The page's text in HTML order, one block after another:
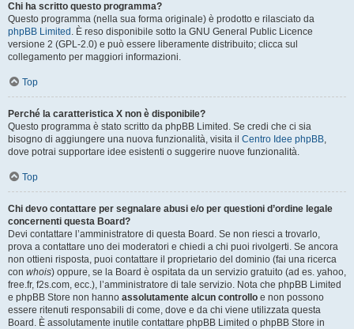
Chi ha scritto questo programma?
Questo programma (nella sua forma originale) è prodotto e rilasciato da
phpBB Limited . È reso disponibile sotto la GNU General Public Licence
versione 2 (GPL-2.0) e può essere liberamente distribuito; clicca sul
collegamento per maggiori informazioni.
Top
Perché la caratteristica X non è disponibile?
Questo programma è stato scritto da phpBB Limited. Se credi che ci sia
bisogno di aggiungere una nuova funzionalità, visita il Centro Idee phpBB,
dove potrai supportare idee esistenti o suggerire nuove funzionalità.
Top
Chi devo contattare per segnalare abusi e/o per questioni d’ordine legale
concernenti questa Board?
Devi contattare l’amministratore di questa Board. Se non riesci a trovarlo,
prova a contattare uno dei moderatori e chiedi a chi puoi rivolgerti. Se ancora
non ottieni risposta, puoi contattare il proprietario del dominio (fai una ricerca
con whois) oppure, se la Board è ospitata da un servizio gratuito (ad es. yahoo,
free.fr, f2s.com, ecc.), l’amministratore di tale servizio. Nota che phpBB Limited
e phpBB Store non hanno assolutamente alcun controllo e non possono
essere ritenuti responsabili di come, dove e da chi viene utilizzata questa
Board. È assolutamente inutile contattare phpBB Limited o phpBB Store in